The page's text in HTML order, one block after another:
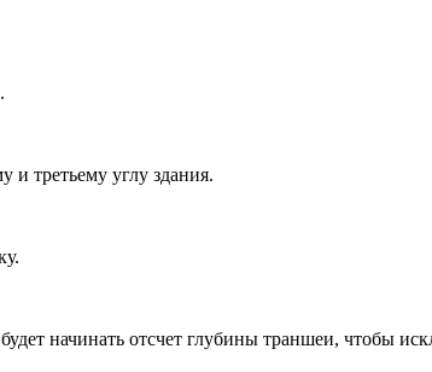
и третьему углу здания.
начинать отсчет глубины траншеи, чтобы